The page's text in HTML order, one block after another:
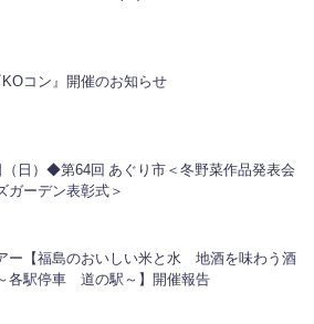
コン』開催のお知らせ
64回 あぐり市＜冬野菜作品発表会
ガーデン表彰式＞
ー【福島のおいしい米と水 地酒を味わう酒
各駅停車 道の駅～】開催報告